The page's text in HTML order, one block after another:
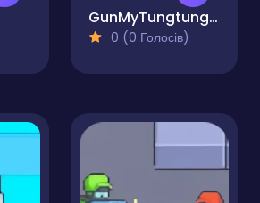
GunMyTungtungSahur 2Player
0 (0 Голосів)